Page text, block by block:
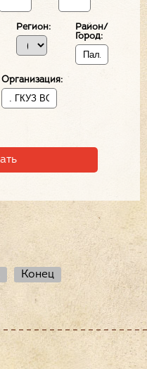
Регион:
Район/
Город:
Организация:
Конец